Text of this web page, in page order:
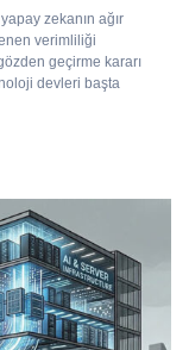
zekanın ağır
verimliliği
geçirme kararı
devleri başta